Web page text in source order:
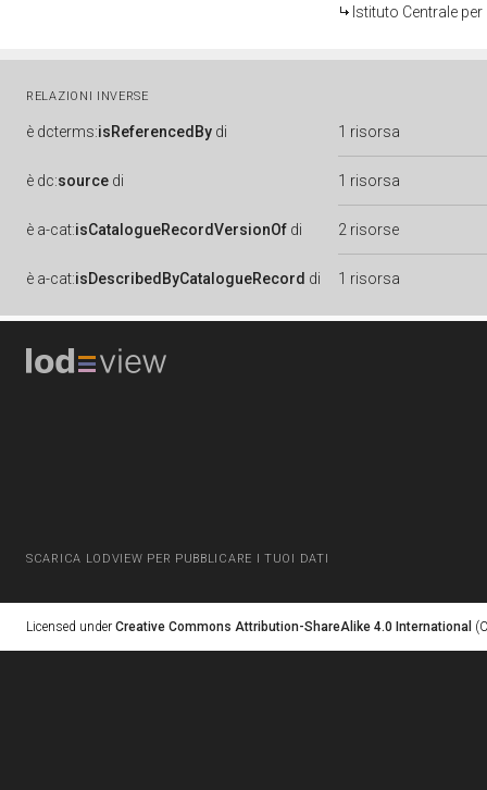
Istituto Centrale
RELAZIONI INVERSE
è dcterms:isReferencedBy di 1 risorsa
è dc:source di 1 risorsa
è a-cat:isCatalogueRecordVersionOf di 2 risorse
è a-cat:isDescribedByCatalogueRecord di 1 risorsa
SCARICA LODVIEW PER PUBBLICARE I TUOI DATI
Licensed under Creative Commons Attribution-ShareAlike 4.0 International